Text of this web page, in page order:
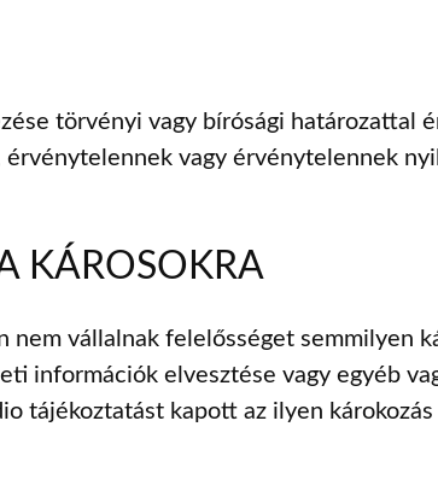
törvényi vagy bírósági határozattal
vagy érvénytelennek
KÁROSOKRA
vállalnak felelősséget semmilyen
információk elvesztése vagy egyéb
tájékoztatást kapott az ilyen